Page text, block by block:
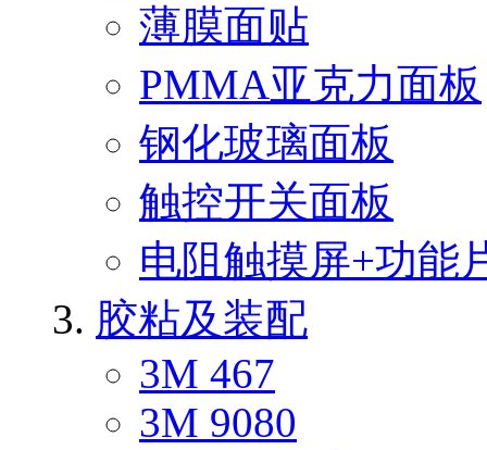
薄膜面贴
PMMA亚克力面板
钢化玻璃面板
触控开关面板
电阻触摸屏+功能
胶粘及装配
3M 467
3M 9080